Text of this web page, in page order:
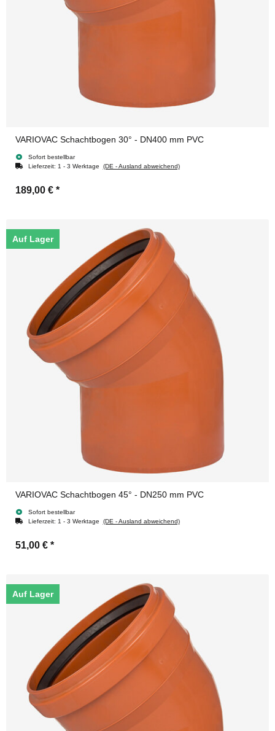
VARIOVAC Schachtbogen 30° - DN400 mm PVC
Sofort bestellbar
Lieferzeit: 1 - 3 Werktage (DE - Ausland abweichend)
189,00 € *
Auf Lager
VARIOVAC Schachtbogen 45° - DN250 mm PVC
Sofort bestellbar
Lieferzeit: 1 - 3 Werktage (DE - Ausland abweichend)
51,00 € *
Auf Lager